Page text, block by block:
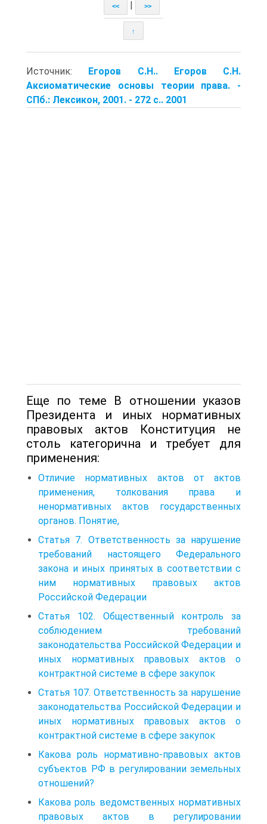
<< >>
↑
Источник: Егоров С.Н.. Егоров С.Н.
Аксиоматические основы теории права. -
СПб.: Лексикон, 2001. - 272 с.. 2001
Еще по теме В отношении указов
Президента и иных нормативных
правовых актов Конституция не
столь категорична и требует для
применения:
Отличие нормативных актов от актов
применения, толкования права и
ненормативных актов государственных
органов. Понятие,
Статья 7. Ответственность за нарушение
требований настоящего Федерального
закона и иных принятых в соответствии с
ним нормативных правовых актов
Российской Федерации
Статья 102. Общественный контроль за
соблюдением требований
законодательства Российской Федерации и
иных нормативных правовых актов о
контрактной системе в сфере закупок
Статья 107. Ответственность за нарушение
законодательства Российской Федерации и
иных нормативных правовых актов о
контрактной системе в сфере закупок
Какова роль нормативно-правовых актов
субъектов РФ в регулировании земельных
отношений?
Какова роль ведомственных нормативных
правовых актов в регулировании